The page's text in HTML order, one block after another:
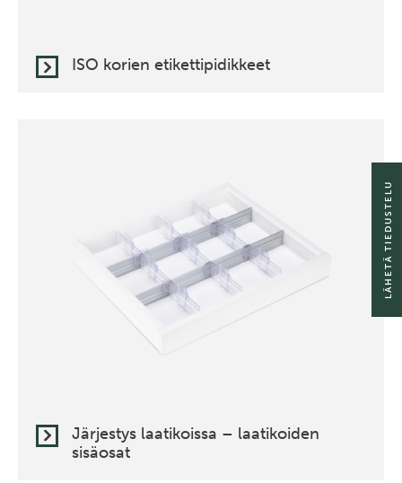
ISO korien etikettipidikkeet
Järjestys laatikoissa – laatikoiden
sisäosat
LÄHETÄ TIEDUSTELU